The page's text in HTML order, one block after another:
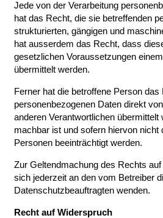
Jede von der Verarbeitung
hat das Recht, die sie betreffenden
strukturierten, gängigen und
hat ausserdem das Recht, dass
gesetzlichen Voraussetzungen
übermittelt werden.
Ferner hat die betroffene Person
personenbezogenen Daten direkt
anderen Verantwortlichen
machbar ist und sofern hiervon nicht
Personen beeinträchtigt werden.
Zur Geltendmachung des Rechts
sich jederzeit an den vom Betreiber
Datenschutzbeauftragten wenden.
Recht auf Widerspruch